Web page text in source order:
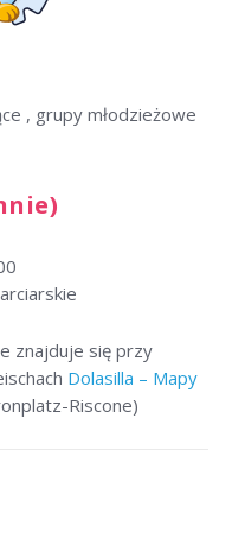
, grupy młodzieżowe
znajduje się przy
Dolasilla – Mapy
Riscone)